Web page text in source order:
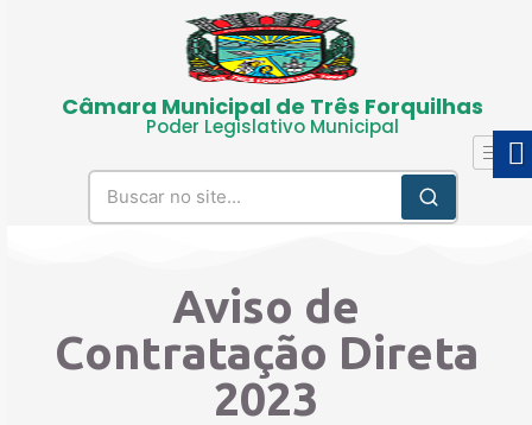
Câmara Municipal de Três Forquilhas
Poder Legislativo Municipal
Aviso de
Contratação Direta
2023